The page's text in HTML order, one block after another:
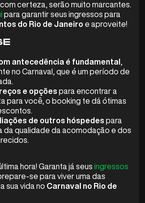
certeza, serão muito marcantes.
para garantir seus ingressos para
do Rio de Janeiro e aproveite!
antecedência é fundamental
no Carnaval, que é um período de
e opções para encontrar a
para você, o booking te dá ótimas
de outros hóspedes para
da qualidade da acomodação e dos
hora! Garanta já seus ingressos
se para viver uma das
sua vida no Carnaval no Rio de